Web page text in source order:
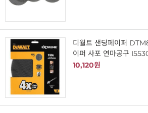
디월트 샌딩페이퍼
이퍼 사포 연마공구
10,120원